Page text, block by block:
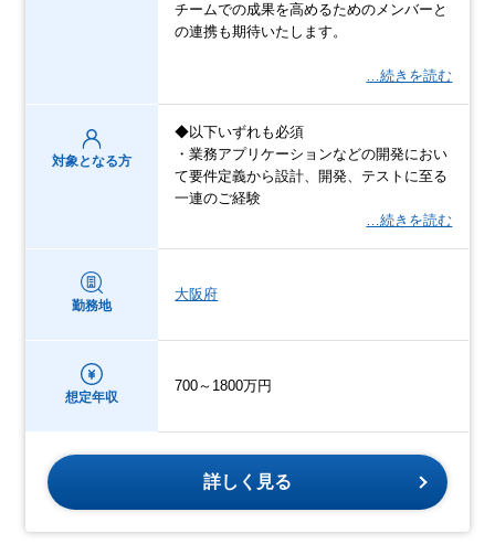
チームでの成果を高めるためのメンバーと
の連携も期待いたします。
…続きを読む
対象となる方
◆以下いずれも必須
・業務アプリケーションなどの開発におい
て要件定義から設計、開発、テストに至る
一連のご経験
…続きを読む
勤務地
大阪府
想定年収
700～1800万円
詳しく見る